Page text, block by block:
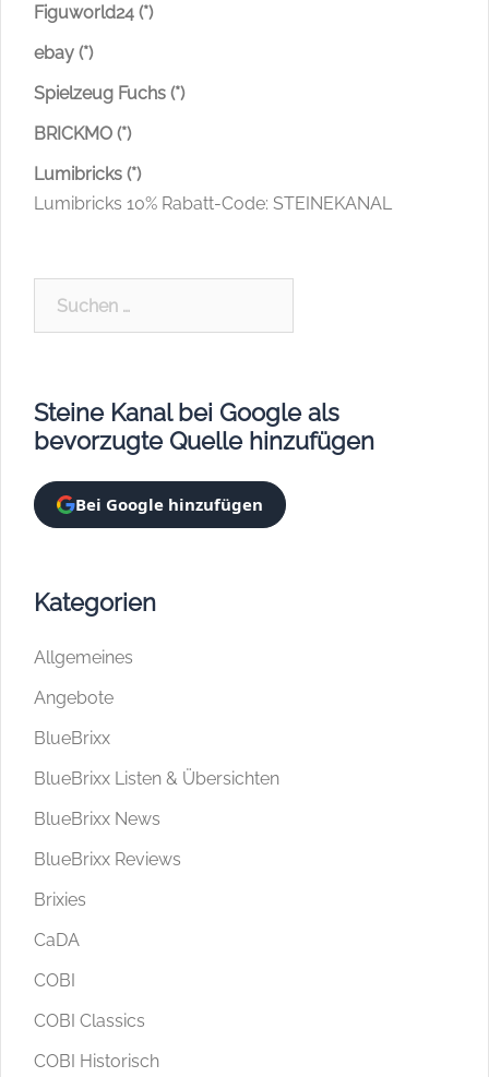
Figuworld24 (*)
ebay (*)
Spielzeug Fuchs (*)
BRICKMO (*)
Lumibricks (*)
Lumibricks 10% Rabatt-Code: STEINEKANAL
Steine Kanal bei Google als
bevorzugte Quelle hinzufügen
Bei Google hinzufügen
Kategorien
Allgemeines
Angebote
BlueBrixx
BlueBrixx Listen & Übersichten
BlueBrixx News
BlueBrixx Reviews
Brixies
CaDA
COBI
COBI Classics
COBI Historisch